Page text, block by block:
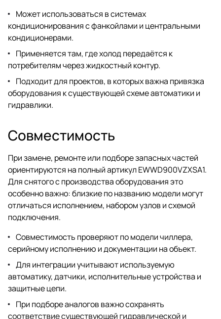
Может использоваться в системах
кондиционирования с фанкойлами и центральными
кондиционерами.
Применяется там, где холод передаётся к
потребителям через жидкостный контур.
Подходит для проектов, в которых важна привязка
оборудования к существующей схеме автоматики и
гидравлики.
Совместимость
При замене, ремонте или подборе запасных частей
ориентируются на полный артикул EWWD900VZXSA1.
Для снятого с производства оборудования это
особенно важно: близкие по названию модели могут
отличаться исполнением, набором узлов и схемой
подключения.
Совместимость проверяют по модели чиллера,
серийному исполнению и документации на объект.
Для интеграции учитывают используемую
автоматику, датчики, исполнительные устройства и
защитные цепи.
При подборе аналогов важно сохранять
соответствие существующей гидравлической и